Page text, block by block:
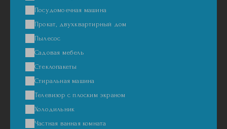
Посудомоечная машина
Прокат, двухквартирный дом
Пылесос
Садовая мебель
Стеклопакеты
Стиральная машина
Телевизор с плоским экраном
Холодильник
Частная ванная комната